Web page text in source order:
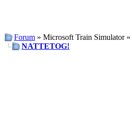
Forum » Microsoft Train Simulator »
NATTETOG!